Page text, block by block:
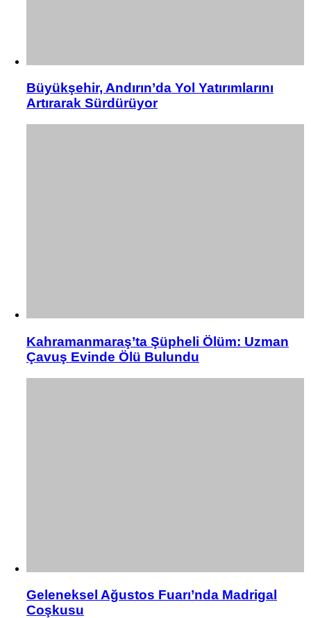
Büyükşehir, Andırın’da Yol Yatırımlarını
Artırarak Sürdürüyor
Kahramanmaraş’ta Şüpheli Ölüm: Uzman
Çavuş Evinde Ölü Bulundu
Geleneksel Ağustos Fuarı’nda Madrigal
Coşkusu